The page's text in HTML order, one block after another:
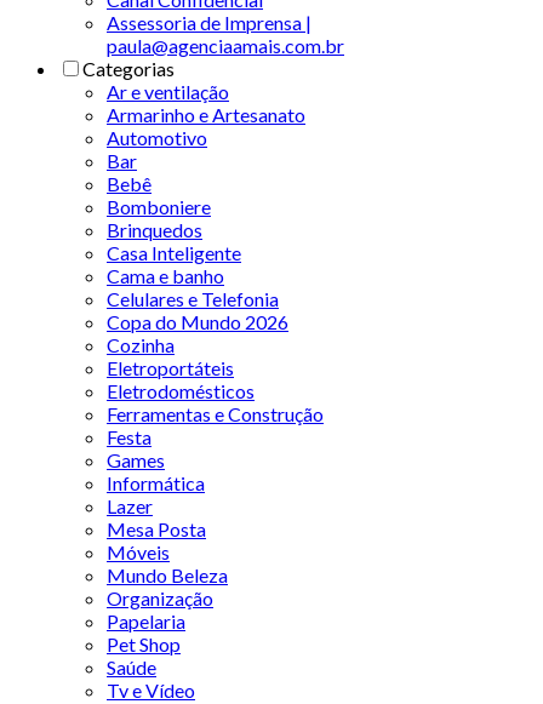
Assessoria de Imprensa |
paula@agenciaamais.com.br
Categorias
Ar e ventilação
Armarinho e Artesanato
Automotivo
Bar
Bebê
Bomboniere
Brinquedos
Casa Inteligente
Cama e banho
Celulares e Telefonia
Copa do Mundo 2026
Cozinha
Eletroportáteis
Eletrodomésticos
Ferramentas e Construção
Festa
Games
Informática
Lazer
Mesa Posta
Móveis
Mundo Beleza
Organização
Papelaria
Pet Shop
Saúde
Tv e Vídeo